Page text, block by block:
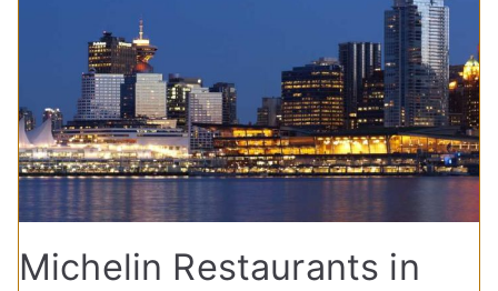
Michelin Restaurants in